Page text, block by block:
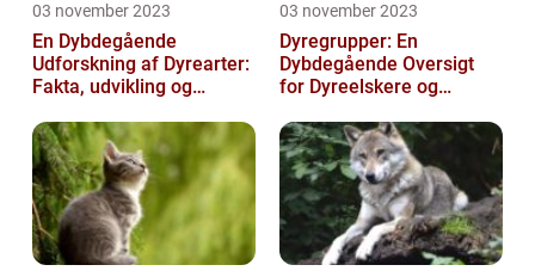
03 november 2023
En Dybdegående
Udforskning af Dyrearter:
Fakta, udvikling og
03 november 2023
Dyregrupper: En
Dybdegående Oversigt
for Dyreelskere og